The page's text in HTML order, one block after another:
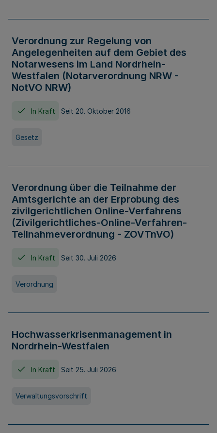
Verordnung zur Regelung von
Angelegenheiten auf dem Gebiet des
Notarwesens im Land Nordrhein-
Westfalen (Notarverordnung NRW -
NotVO NRW)
In Kraft Seit 20. Oktober 2016
Gesetz
Verordnung über die Teilnahme der
Amtsgerichte an der Erprobung des
zivilgerichtlichen Online-Verfahrens
(Zivilgerichtliches-Online-Verfahren-
Teilnahmeverordnung - ZOVTnVO)
In Kraft Seit 30. Juli 2026
Verordnung
Hochwasserkrisenmanagement in
Nordrhein-Westfalen
In Kraft Seit 25. Juli 2026
Verwaltungsvorschrift